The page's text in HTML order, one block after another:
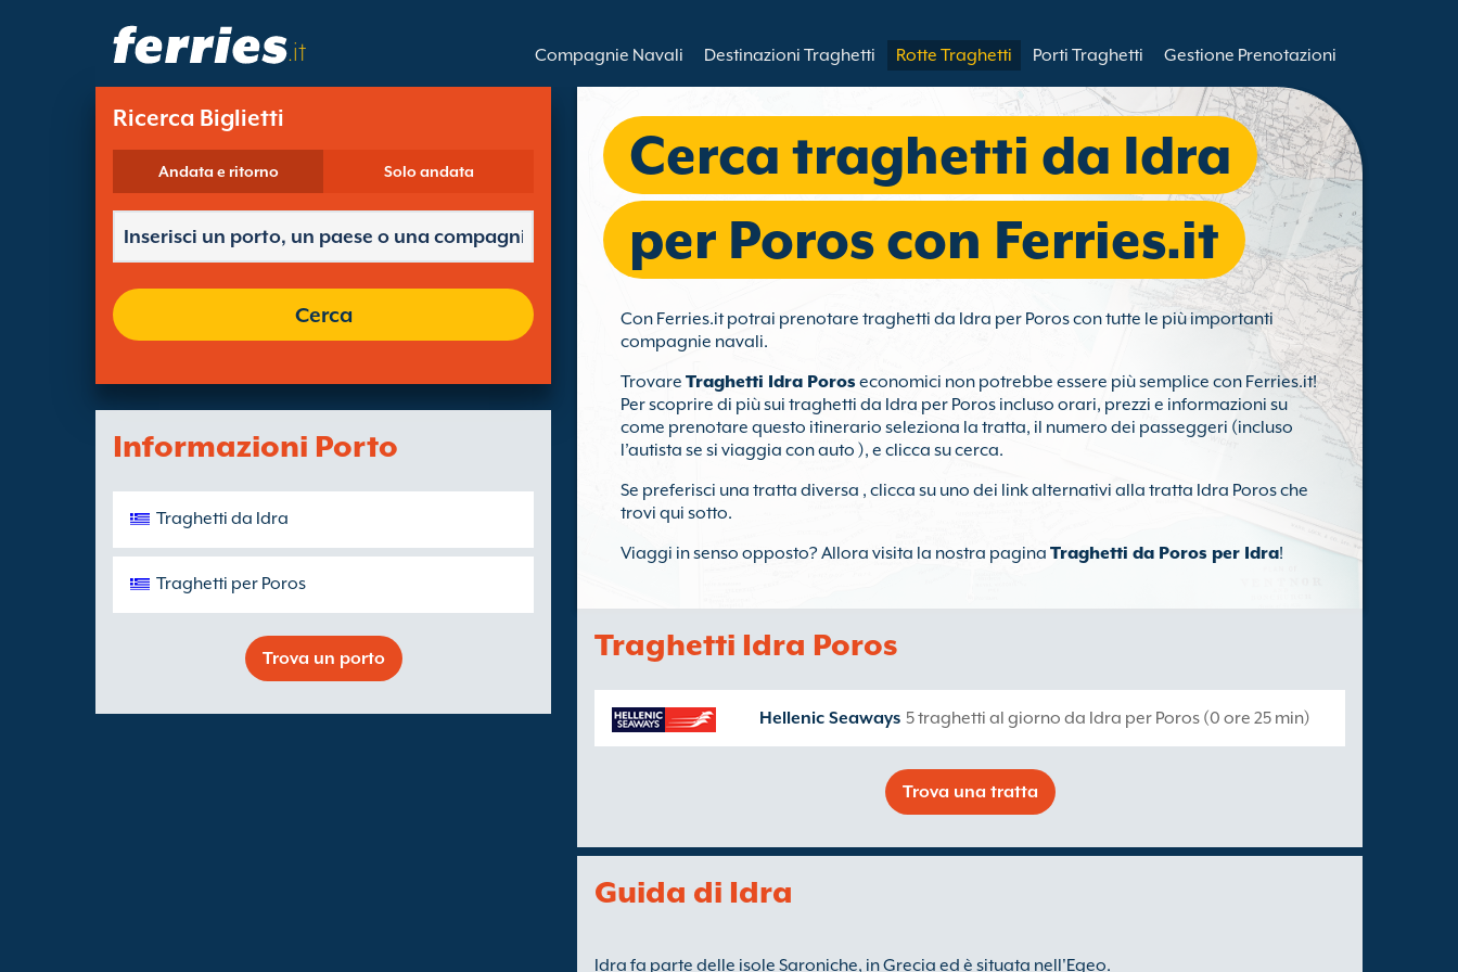
.it Compagnie Navali Destinazioni Traghetti Rotte Traghetti Porti Traghetti Gestione Prenotazioni
Ricerca Biglietti
Andata e ritorno Solo andata
Cerca
Informazioni Porto
Traghetti da Idra
Traghetti per Poros
Trova un porto
Cerca traghetti da Idra
per Poros con Ferries.it
Con Ferries.it potrai prenotare traghetti da Idra per Poros con tutte le più importanti
compagnie navali.
Trovare Traghetti Idra Poros economici non potrebbe essere più semplice con Ferries.it!
Per scoprire di più sui traghetti da Idra per Poros incluso orari, prezzi e informazioni su
come prenotare questo itinerario seleziona la tratta, il numero dei passeggeri (incluso
l’autista se si viaggia con auto ), e clicca su cerca.
Se preferisci una tratta diversa , clicca su uno dei link alternativi alla tratta Idra Poros che
trovi qui sotto.
Viaggi in senso opposto? Allora visita la nostra pagina Traghetti da Poros per Idra!
Traghetti Idra Poros
Hellenic Seaways 5 traghetti al giorno da Idra per Poros (0 ore 25 min)
Trova una tratta
Guida di Idra
Idra fa parte delle isole Saroniche, in Grecia ed è situata nell'Egeo.